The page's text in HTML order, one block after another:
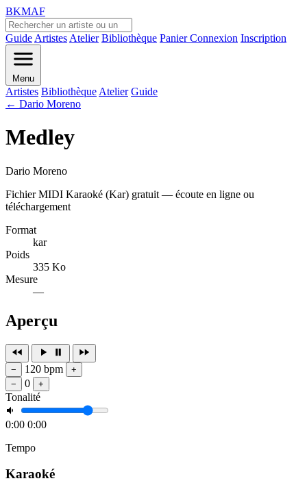
BKMAF
Guide Artistes Atelier Bibliothèque PanierConnexion Inscription
Menu
Artistes Bibliothèque Atelier Guide
← Dario Moreno
Medley
Dario Moreno
Fichier MIDI Karaoké (Kar) gratuit — écoute en ligne ou
téléchargement
Format
kar
Poids
335 Ko
Mesure
—
Aperçu
− 120 bpm
+
−
0 +
Tonalité
0:00 0:00
Tempo
Karaoké